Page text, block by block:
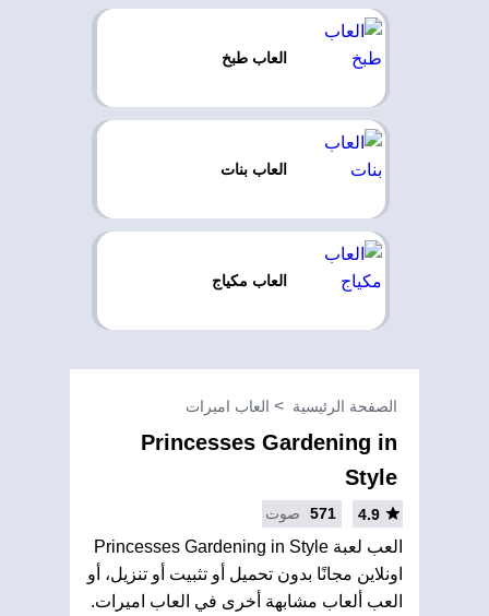
العاب طبخ
العاب بنات
العاب مكياج
الصفحة الرئيسية العاب اميرات
Princesses Gardening in
Style
4.9
571 صوت
العب لعبة Princesses Gardening in Style
اونلاين مجانًا بدون تحميل أو تثبيت أو تنزيل، أو
العب ألعاب مشابهة أخرى في العاب اميرات.